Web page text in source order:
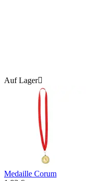
Auf Lager
Medaille Corum